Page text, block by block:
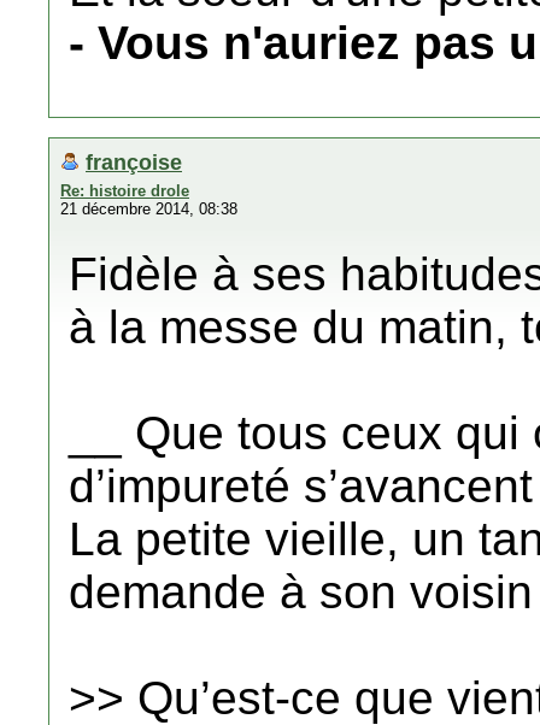
- Vous n'auriez pas
françoise
Re: histoire drole
21 décembre 2014, 08:38
Fidèle à ses
à la messe du matin,
__ Que tous ceux
d’impureté
La petite vieille, un
demande à son
>> Qu’est-ce que